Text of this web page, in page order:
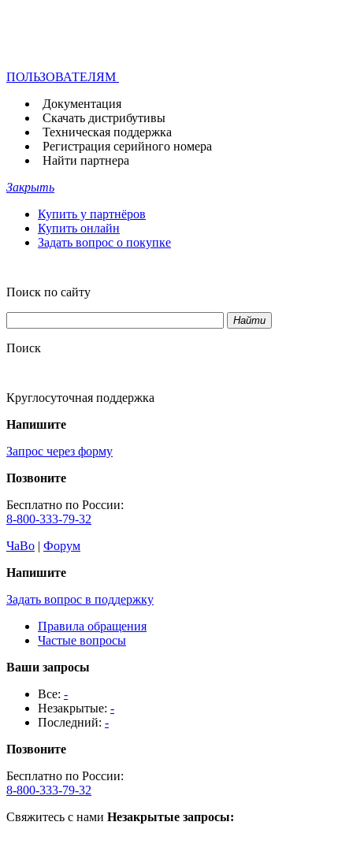
ПОЛЬЗОВАТЕЛЯМ
Документация
Скачать дистрибутивы
Техническая поддержка
Регистрация серийного номера
Найти партнера
Закрыть
Купить у партнёров
Купить онлайн
Задать вопрос о покупке
Поиск по сайту
Найти
Поиск
Круглосуточная поддержка
Напишите
Запрос через форму
Позвоните
Бесплатно по России:
8-800-333-79-32
ЧаВо | Форум
Напишите
Задать вопрос в поддержку
Правила обращения
Частые вопросы
Ваши запросы
Все: -
Незакрытые: -
Последний: -
Позвоните
Бесплатно по России:
8-800-333-79-32
Свяжитесь с нами Незакрытые запросы: